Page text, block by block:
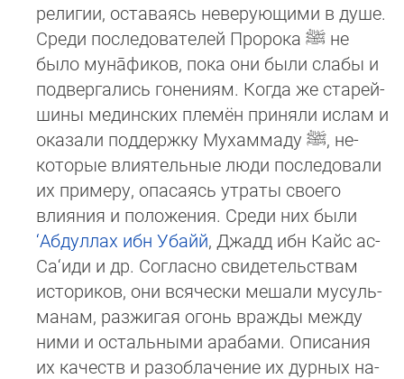
ре­лигии, оставаясь неве­рую­щими в душе.
Среди последователей Пророка ﷺ не
было муна̄фиков, пока они были слабы и
подвергались гонениям. Когда же ста­рей­
ши­ны мединских племён приняли ислам и
оказали поддержку Мухаммаду ﷺ, не­
которые вли­я­тель­ные люди после­довали
их примеру, опасаясь утраты своего
влияния и положения. Среди них были
‘Аб­дул­лах ибн Убайй, Джадд ибн Кайс ас-
Са‘иди и др. Согласно свидетельствам
историков, они всячески мешали му­суль­
ма­нам, раз­жи­гая огонь вражды между
ними и остальными арабами. Описания
их качеств и разоблачение их дурных на­